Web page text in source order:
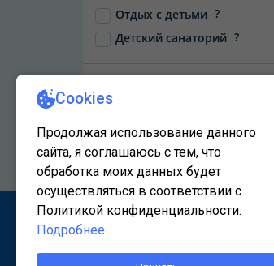
Отдых с детьми ?
Детский санаторий ?
Сбросить фильтры